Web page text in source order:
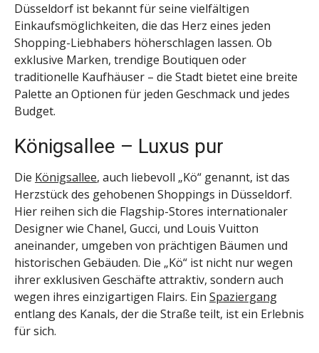
Düsseldorf ist bekannt für seine vielfältigen
Einkaufsmöglichkeiten, die das Herz eines jeden
Shopping-Liebhabers höherschlagen lassen. Ob
exklusive Marken, trendige Boutiquen oder
traditionelle Kaufhäuser – die Stadt bietet eine breite
Palette an Optionen für jeden Geschmack und jedes
Budget.
Königsallee – Luxus pur
Die Königsallee, auch liebevoll „Kö“ genannt, ist das
Herzstück des gehobenen Shoppings in Düsseldorf.
Hier reihen sich die Flagship-Stores internationaler
Designer wie Chanel, Gucci, und Louis Vuitton
aneinander, umgeben von prächtigen Bäumen und
historischen Gebäuden. Die „Kö“ ist nicht nur wegen
ihrer exklusiven Geschäfte attraktiv, sondern auch
wegen ihres einzigartigen Flairs. Ein Spaziergang
entlang des Kanals, der die Straße teilt, ist ein Erlebnis
für sich.